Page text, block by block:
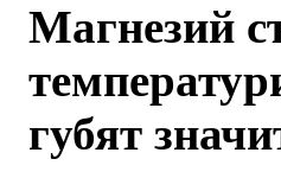
Магнезий
губят